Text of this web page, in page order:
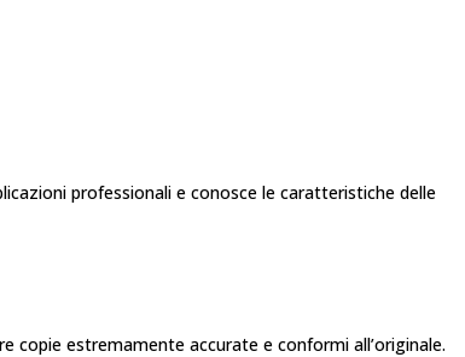
professionali e conosce le caratteristiche delle
copie estremamente accurate e conformi all’originale.